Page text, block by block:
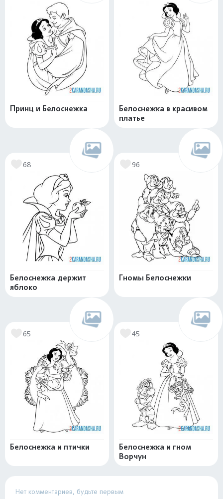
Принц и Белоснежка
Белоснежка в красивом
платье
68
Белоснежка держит
яблоко
96
Гномы Белоснежки
65
Белоснежка и птички
45
Белоснежка и гном
Ворчун
Нет комментариев, будьте первым